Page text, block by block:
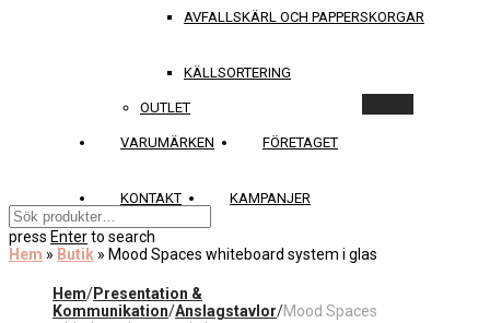
AVFALLSKÄRL OCH PAPPERSKORGAR
KÄLLSORTERING
OUTLET
VARUMÄRKEN FÖRETAGET
KONTAKT KAMPANJER
press Enterto search
Hem » Butik » Mood Spaces whiteboard system i glas
Hem/Presentation &
Kommunikation/Anslagstavlor/Mood Spaces